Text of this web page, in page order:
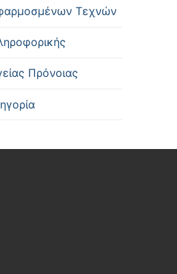
Τεχνών
Πρόνοιας